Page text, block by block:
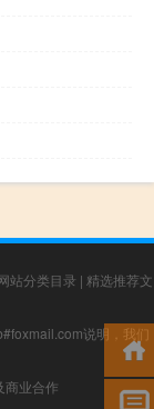
站分类目录 | 精选推荐文
说明，我们
商业合作